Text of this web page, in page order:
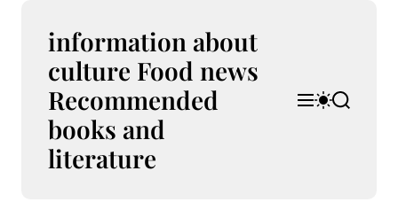
information about
culture Food news
Recommended
books and
literature
M S
w
S
e